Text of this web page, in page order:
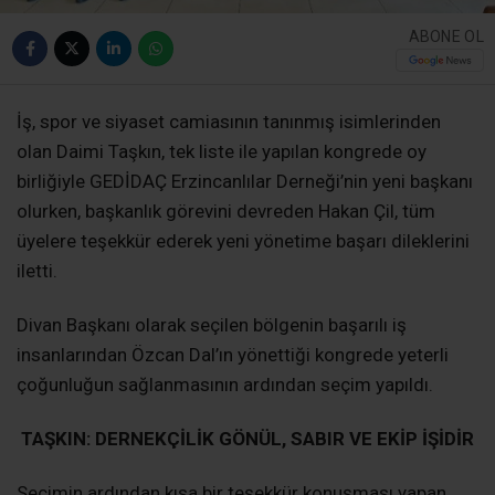
ABONE OL
İş, spor ve siyaset camiasının tanınmış isimlerinden
olan Daimi Taşkın, tek liste ile yapılan kongrede oy
birliğiyle GEDİDAÇ Erzincanlılar Derneği’nin yeni başkanı
olurken, başkanlık görevini devreden Hakan Çil, tüm
üyelere teşekkür ederek yeni yönetime başarı dileklerini
iletti.
Divan Başkanı olarak seçilen bölgenin başarılı iş
insanlarından Özcan Dal’ın yönettiği kongrede yeterli
çoğunluğun sağlanmasının ardından seçim yapıldı.
TAŞKIN: DERNEKÇİLİK GÖNÜL, SABIR VE EKİP İŞİDİR